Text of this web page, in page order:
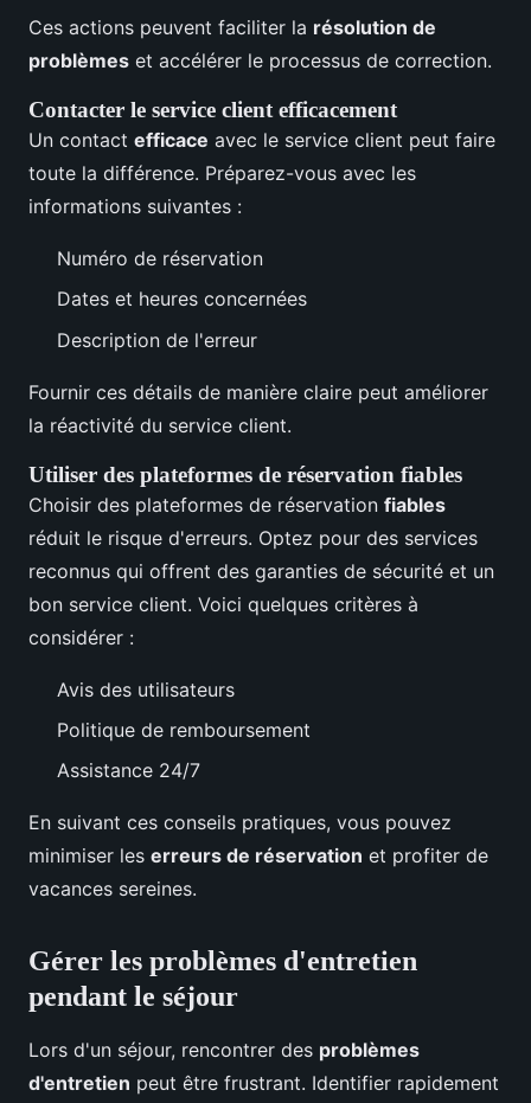
Ces actions peuvent faciliter la résolution de
problèmes et accélérer le processus de correction.
Contacter le service client efficacement
Un contact efficace avec le service client peut faire
toute la différence. Préparez-vous avec les
informations suivantes :
Numéro de réservation
Dates et heures concernées
Description de l'erreur
Fournir ces détails de manière claire peut améliorer
la réactivité du service client.
Utiliser des plateformes de réservation fiables
Choisir des plateformes de réservation fiables
réduit le risque d'erreurs. Optez pour des services
reconnus qui offrent des garanties de sécurité et un
bon service client. Voici quelques critères à
considérer :
Avis des utilisateurs
Politique de remboursement
Assistance 24/7
En suivant ces conseils pratiques, vous pouvez
minimiser les erreurs de réservation et profiter de
vacances sereines.
Gérer les problèmes d'entretien
pendant le séjour
Lors d'un séjour, rencontrer des problèmes
d'entretien peut être frustrant. Identifier rapidement